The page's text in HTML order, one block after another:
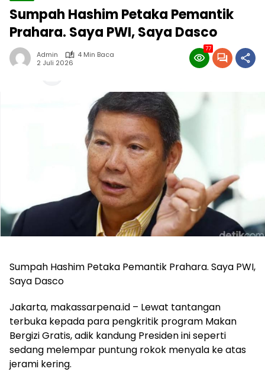
Sumpah Hashim Petaka Pemantik
Prahara. Saya PWI, Saya Dasco
Admin
4 Min Baca
2 Juli 2026
77
Sumpah Hashim Petaka Pemantik Prahara. Saya PWI,
Saya Dasco
Jakarta, makassarpena.id – Lewat tantangan
terbuka kepada para pengkritik program Makan
Bergizi Gratis, adik kandung Presiden ini seperti
sedang melempar puntung rokok menyala ke atas
jerami kering.